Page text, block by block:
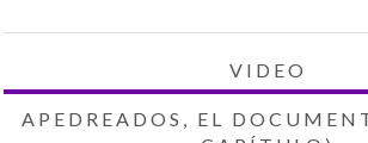
VIDEO
APEDREADOS, EL